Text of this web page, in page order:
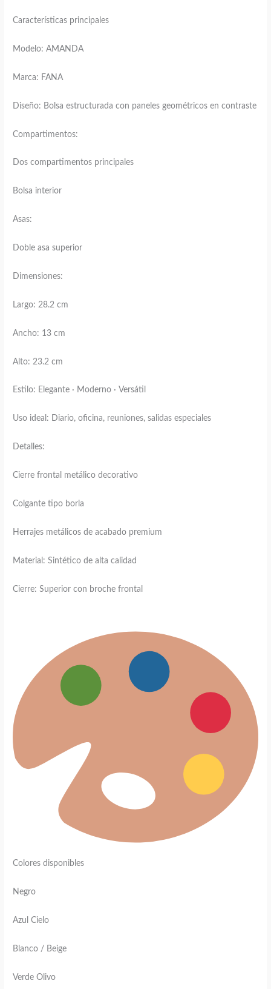
cantidad
Características principales
Modelo: AMANDA
Marca: FANA
Diseño: Bolsa estructurada con paneles geométricos en contraste
Compartimentos:
Dos compartimentos principales
Bolsa interior
Asas:
Doble asa superior
Dimensiones:
Largo: 28.2 cm
Ancho: 13 cm
Alto: 23.2 cm
Estilo: Elegante · Moderno · Versátil
Uso ideal: Diario, oficina, reuniones, salidas especiales
Detalles:
Cierre frontal metálico decorativo
Colgante tipo borla
Herrajes metálicos de acabado premium
Material: Sintético de alta calidad
Cierre: Superior con broche frontal
Colores disponibles
Negro
Azul Cielo
Blanco / Beige
Verde Olivo